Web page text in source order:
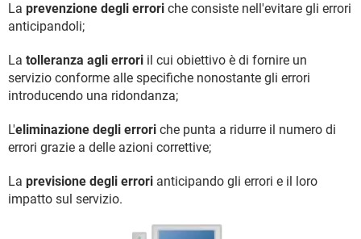
La prevenzione degli errori che consiste nell'evitare gli errori
anticipandoli;
La tolleranza agli errori il cui obiettivo è di fornire un
servizio conforme alle specifiche nonostante gli errori
introducendo una ridondanza;
L'eliminazione degli errori che punta a ridurre il numero di
errori grazie a delle azioni correttive;
La previsione degli errori anticipando gli errori e il loro
impatto sul servizio.